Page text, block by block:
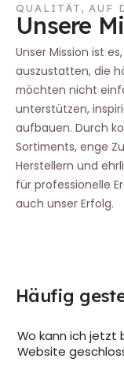
QUALITÄT, AUF
Unsere
Unser Mission ist
auszustatten, die
möchten nicht
unterstützen,
aufbauen. Durch
Sortiments, enge
Herstellern und
für professionelle
auch unser Erfolg.
Häufig
Wo kann ich jetzt
Website